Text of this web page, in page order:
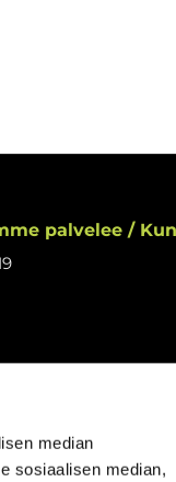
median
sosiaalisen median,
palvelee /
vastaamme